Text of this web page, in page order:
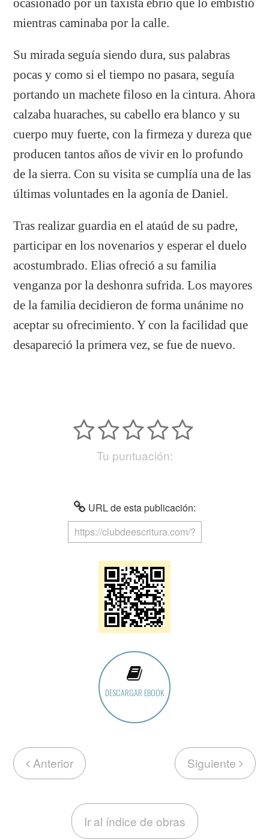
mientras caminaba por la calle.
Su mirada seguía siendo dura, sus palabras
pocas y como si el tiempo no pasara, seguía
portando un machete filoso en la cintura. Ahora
calzaba huaraches, su cabello era blanco y su
cuerpo muy fuerte, con la firmeza y dureza que
producen tantos años de vivir en lo profundo
de la sierra. Con su visita se cumplía una de las
últimas voluntades en la agonía de Daniel.
Tras realizar guardia en el ataúd de su padre,
participar en los novenarios y esperar el duelo
acostumbrado. Elias ofreció a su familia
venganza por la deshonra sufrida. Los mayores
de la familia decidieron de forma unánime no
aceptar su ofrecimiento. Y con la facilidad que
desapareció la primera vez, se fue de nuevo.
Tu puntuación:
URL de esta publicación:
DESCARGAR EBOOK
Anterior Siguiente
Ir al índice de obras